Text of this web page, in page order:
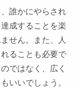
誰かにやらされ
成することを楽
せん。また、人
ることも必要で
ではなく、広く
いいでしょう。